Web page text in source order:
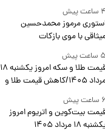
۴ ساعت پیش
مرموز محمدحسین
با موی بازکات
۵ ساعت پیش
قیمت طلا و سکه امروز یکشنبه ۱۸
مرداد ۱۴۰۵/کاهش قیمت طلا و
سکه
۶ ساعت پیش
بیت‌کوین و اتریوم امروز
۱۸ مرداد ۱۴۰۵